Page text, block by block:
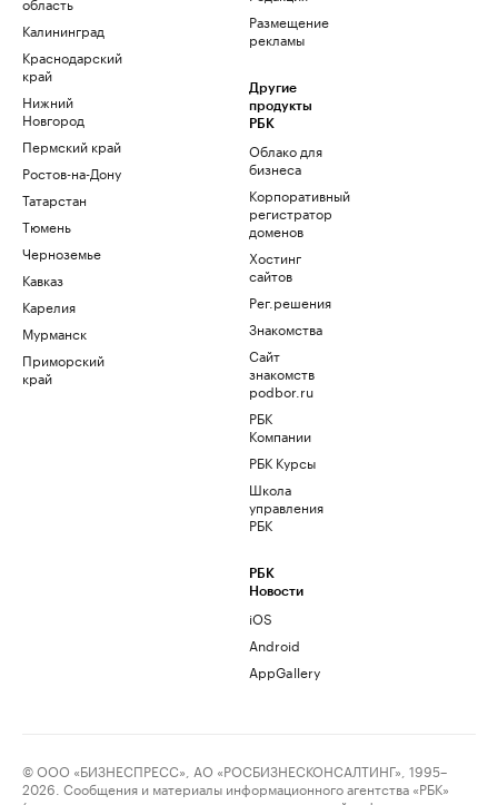
Калининград
Краснодарский
край
Нижний
Новгород
Пермский край
Ростов-на-Дону
Татарстан
Тюмень
Черноземье
Кавказ
Карелия
Мурманск
Приморский
край
Размещение
рекламы
Другие
продукты
РБК
Облако для
бизнеса
Корпоративный
регистратор
доменов
Хостинг
сайтов
Рег.решения
Знакомства
Сайт
знакомств
podbor.ru
РБК
Компании
РБК Курсы
Школа
управления
РБК
РБК
Новости
iOS
Android
AppGallery
© ООО «БИЗНЕСПРЕСС», АО «РОСБИЗНЕСКОНСАЛТИНГ», 1995–
2026. Сообщения и материалы информационного агентства «РБК»